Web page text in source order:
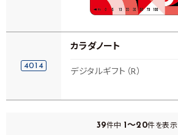
4014
カラダノート
デジタルギフト（R）
39件中 1～20件を表示